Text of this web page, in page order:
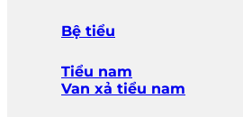
Bệ tiểu
Tiểu nam
Van xả tiểu nam